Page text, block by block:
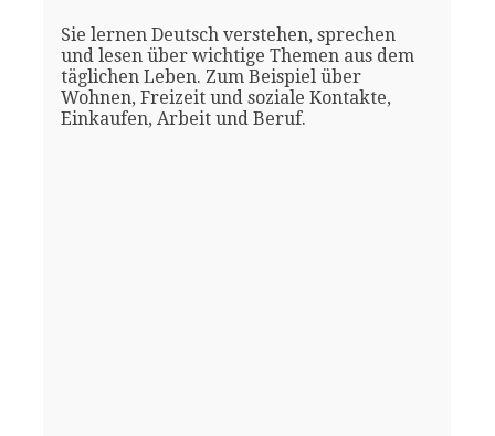
Sie lernen Deutsch verstehen, sprechen
und lesen über wichtige Themen aus dem
täglichen Leben. Zum Beispiel über
Wohnen, Freizeit und soziale Kontakte,
Einkaufen, Arbeit und Beruf.